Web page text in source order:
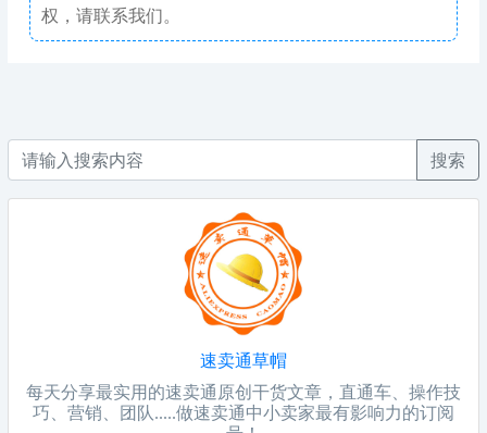
权，请联系我们。
搜索
速卖通草帽
每天分享最实用的速卖通原创干货文章，直通车、操作技
巧、营销、团队.....做速卖通中小卖家最有影响力的订阅